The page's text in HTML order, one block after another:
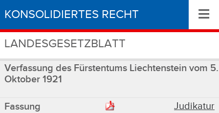
KONSOLIDIERTES RECHT
LANDESGESETZBLATT
≡
Verfassung des Fürstentums Liechtenstein vom 5.
Oktober 1921
Fassung
Judikatur